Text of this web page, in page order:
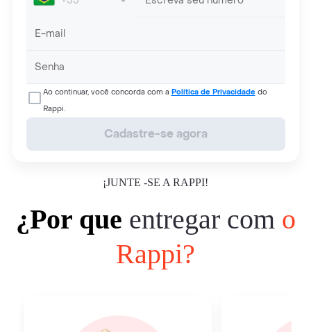
Ao continuar, você concorda com a Política de Privacidade do
Rappi.
Cadastre-se agora
¡JUNTE -SE A RAPPI!
¿Por que entregar com o
Rappi?